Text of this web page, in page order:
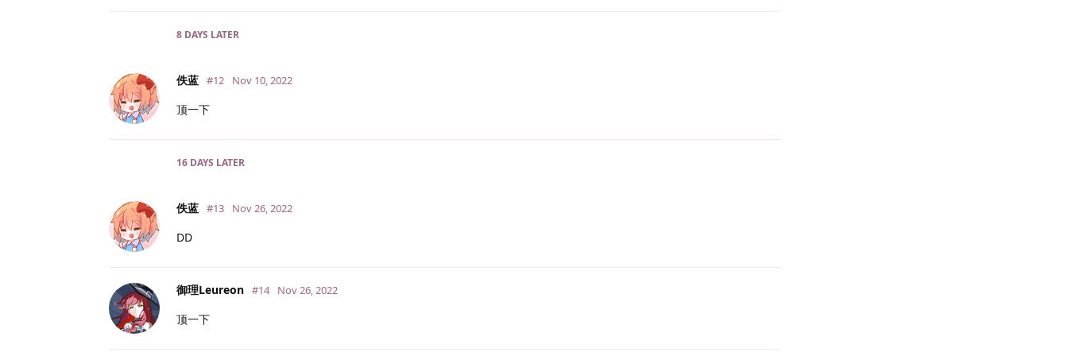
8 DAYS LATER
佚蓝 #12 Nov 10, 2022
顶一下
16 DAYS LATER
佚蓝 #13 Nov 26, 2022
DD
御理Leureon #14 Nov 26, 2022
顶一下